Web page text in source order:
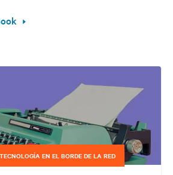
EN EL BORDE DE LA RED